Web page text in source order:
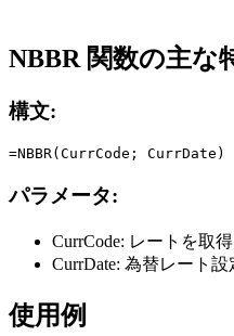
NBBR 関数の主な
構文:
パラメータ:
CurrCode: レートを取
CurrDate: 為替レート設
使用例